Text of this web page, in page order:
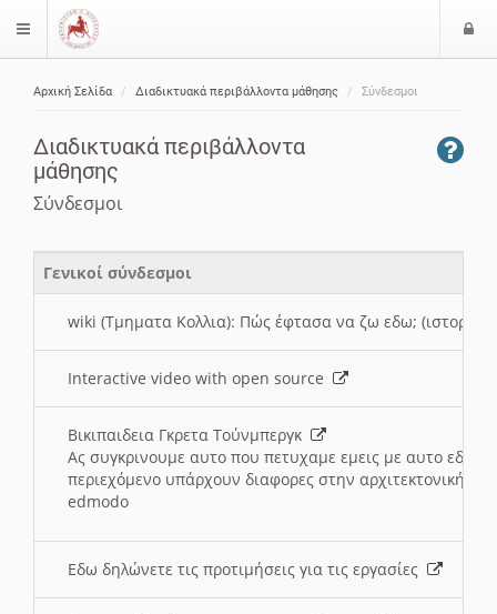
$langMenu
Αρχική Σελίδα Διαδικτυακά περιβάλλοντα μάθησης Σύνδεσμοι
Διαδικτυακά περιβάλλοντα
μάθησης
Σύνδεσμοι
Γενικοί σύνδεσμοι
wiki (Τμηματα Κολλια): Πώς έφτασα να ζω εδω; (ιστορια)
Interactive video with open source
Βικιπαιδεια Γκρετα Τούνμπεργκ
Ας συγκρινουμε αυτο που πετυχαμε εμεις με αυτο εδω
περιεχόμενο υπάρχουν διαφορες στην αρχιτεκτονική
edmodo
Εδω δηλώνετε τις προτιμήσεις για τις εργασίες